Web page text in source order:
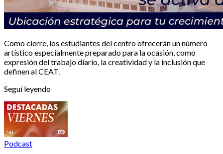
Como cierre, los estudiantes del centro ofrecerán un número
artístico especialmente preparado para la ocasión, como
expresión del trabajo diario, la creatividad y la inclusión que
definen al CEAT.
Seguí leyendo
Podcast